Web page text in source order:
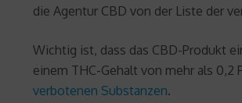
die Agentur CBD von der Liste der
Wichtig ist, dass das CBD-Produkt
einem THC-Gehalt von mehr als
verbotenen Substanzen.